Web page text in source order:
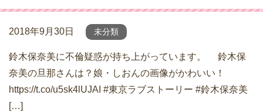
2018年9月30日 未分類
鈴木保奈美に不倫疑惑が持ち上がっています。 鈴木保
奈美の旦那さんは？娘・しおんの画像がかわいい！
https://t.co/u5sk4lUJAI #東京ラブストーリー #鈴木保奈美
[…]